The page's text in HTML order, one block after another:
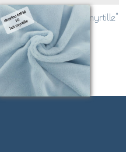
Teddydoux bleu "lait myrtille"
10
Sur demande